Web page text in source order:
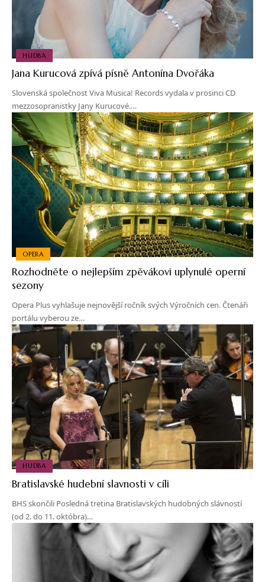
HUDBA
Jana Kurucová zpívá písně Antonína Dvořáka
Slovenská společnost Viva Musica! Records vydala v prosinci CD
mezzosopranistky Jany Kurucové.…
OPERA
Rozhodněte o nejlepším zpěvákovi uplynulé operní
sezony
Opera Plus vyhlašuje nejnovější ročník svých Výročních cen. Čtenáři
portálu vyberou ze…
HUDBA
Bratislavské hudební slavnosti v cíli
BHS skončili Posledná tretina Bratislavských hudobných slávností
(od 2. do 11. októbra)…